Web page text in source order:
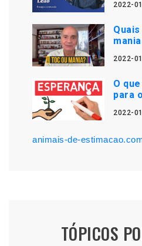
2022-
2022-
O
para
2022-
animais-de-
TÓPICOS